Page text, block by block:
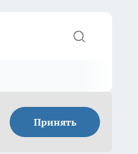
Принять